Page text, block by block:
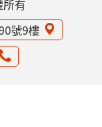
有
號9樓